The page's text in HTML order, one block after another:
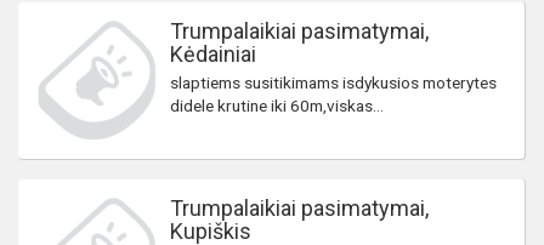
Trumpalaikiai pasimatymai,
Kėdainiai
slaptiems susitikimams isdykusios moterytes
didele krutine iki 60m,viskas...
Trumpalaikiai pasimatymai,
Kupiškis